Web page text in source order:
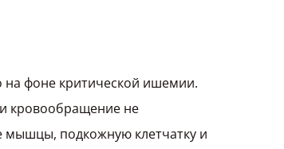
на фоне критической ишемии.
кровообращение не
мышцы, подкожную клетчатку и